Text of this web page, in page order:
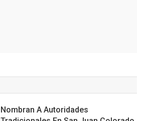
Nombran A Autoridades